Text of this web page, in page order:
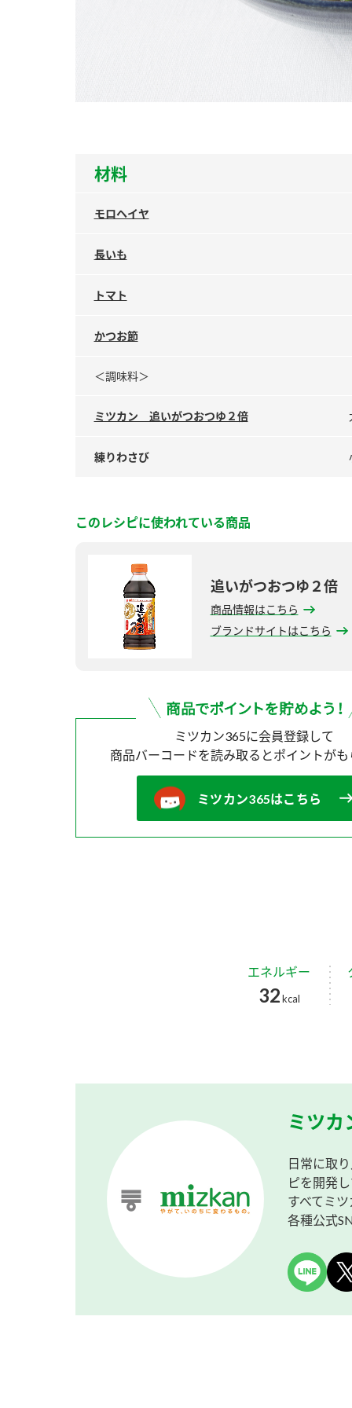
材料
モロヘイヤ
長いも
トマト
かつお節
＜調味料＞
ミツカン 追いがつおつゆ２倍
練りわさび
このレシピに使われている商品
追いがつおつゆ２倍
商品情報はこちら
ブランドサイトはこちら
ミツカン365に会員登録して
商品バーコードを読み取ると ポイントが
ミツカン365はこちら
エネルギー
32kcal
ミツカ
日常に取
ピを開発
すべてミ
各種公式